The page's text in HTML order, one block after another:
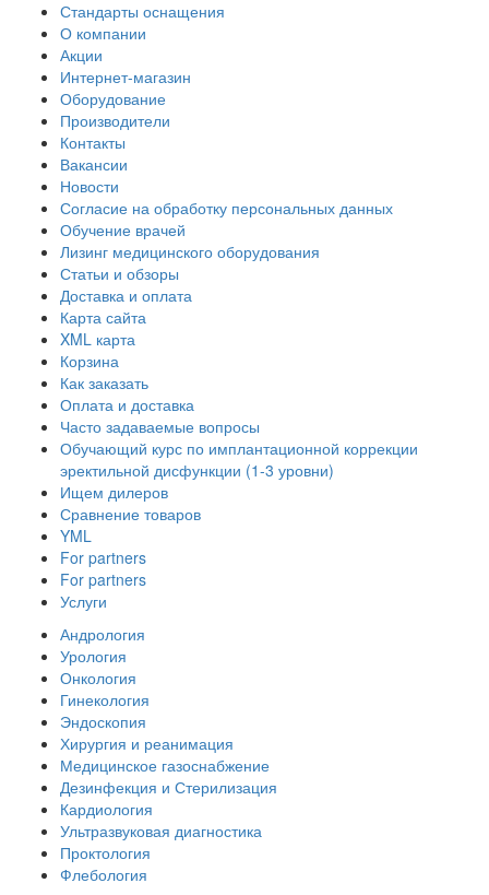
Стандарты оснащения
О компании
Акции
Интернет-магазин
Оборудование
Производители
Контакты
Вакансии
Новости
Согласие на обработку персональных данных
Обучение врачей
Лизинг медицинского оборудования
Статьи и обзоры
Доставка и оплата
Карта сайта
XML карта
Корзина
Как заказать
Оплата и доставка
Часто задаваемые вопросы
Обучающий курс по имплантационной коррекции
эректильной дисфункции (1-3 уровни)
Ищем дилеров
Сравнение товаров
YML
For partners
For partners
Услуги
Андрология
Урология
Онкология
Гинекология
Эндоскопия
Хирургия и реанимация
Медицинское газоснабжение
Дезинфекция и Стерилизация
Кардиология
Ультразвуковая диагностика
Проктология
Флебология